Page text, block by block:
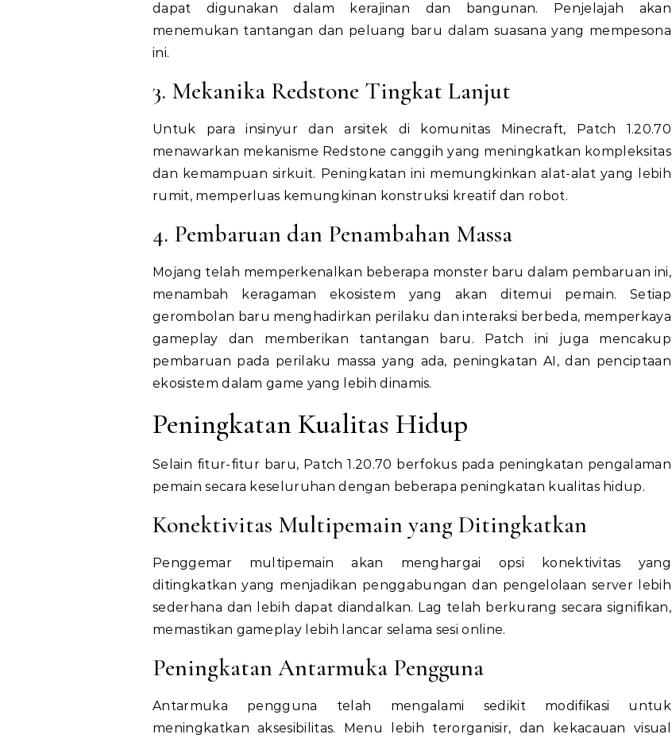
dapat digunakan dalam kerajinan dan bangunan. Penjelajah akan
menemukan tantangan dan peluang baru dalam suasana yang mempesona
ini.
3. Mekanika Redstone Tingkat Lanjut
Untuk para insinyur dan arsitek di komunitas Minecraft, Patch 1.20.70
menawarkan mekanisme Redstone canggih yang meningkatkan kompleksitas
dan kemampuan sirkuit. Peningkatan ini memungkinkan alat-alat yang lebih
rumit, memperluas kemungkinan konstruksi kreatif dan robot.
4. Pembaruan dan Penambahan Massa
Mojang telah memperkenalkan beberapa monster baru dalam pembaruan ini,
menambah keragaman ekosistem yang akan ditemui pemain. Setiap
gerombolan baru menghadirkan perilaku dan interaksi berbeda, memperkaya
gameplay dan memberikan tantangan baru. Patch ini juga mencakup
pembaruan pada perilaku massa yang ada, peningkatan AI, dan penciptaan
ekosistem dalam game yang lebih dinamis.
Peningkatan Kualitas Hidup
Selain fitur-fitur baru, Patch 1.20.70 berfokus pada peningkatan pengalaman
pemain secara keseluruhan dengan beberapa peningkatan kualitas hidup.
Konektivitas Multipemain yang Ditingkatkan
Penggemar multipemain akan menghargai opsi konektivitas yang
ditingkatkan yang menjadikan penggabungan dan pengelolaan server lebih
sederhana dan lebih dapat diandalkan. Lag telah berkurang secara signifikan,
memastikan gameplay lebih lancar selama sesi online.
Peningkatan Antarmuka Pengguna
Antarmuka pengguna telah mengalami sedikit modifikasi untuk
meningkatkan aksesibilitas. Menu lebih terorganisir, dan kekacauan visual